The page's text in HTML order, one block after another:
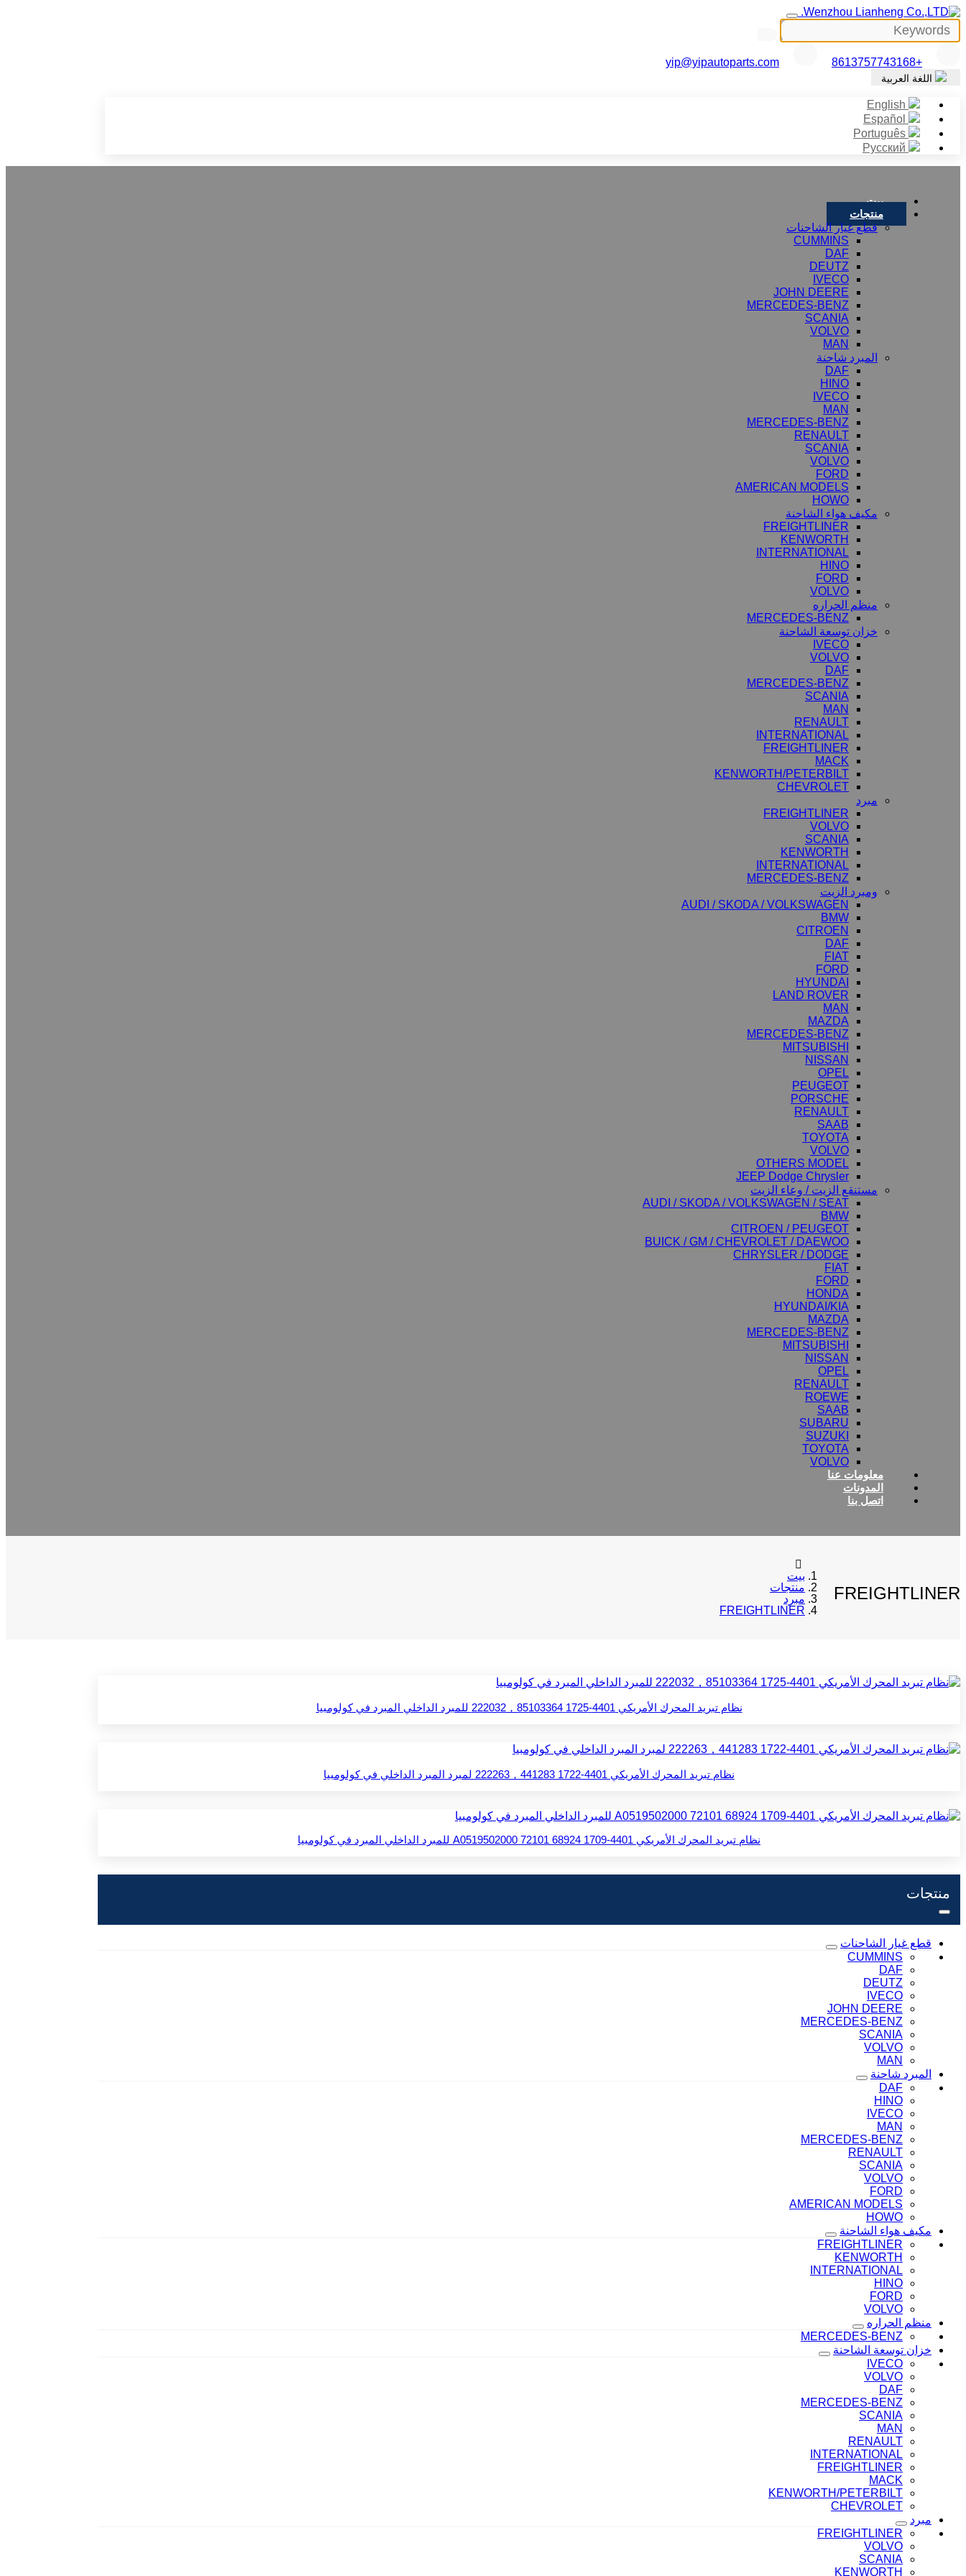
+8613757743168
yip@yipautoparts.com
اللغة العربية
بيت
منتجات
قطع غيار الشاحنات
CUMMINS
DAF
DEUTZ
IVECO
JOHN DEERE
MERCEDES-BENZ
SCANIA
VOLVO
MAN
المبرد شاحنة
DAF
HINO
IVECO
MAN
MERCEDES-BENZ
RENAULT
SCANIA
VOLVO
FORD
AMERICAN MODELS
HOWO
مكيف هواء الشاحنة
FREIGHTLINER
KENWORTH
INTERNATIONAL
HINO
FORD
VOLVO
منظم الحراره
MERCEDES-BENZ
خزان توسعة الشاحنة
IVECO
VOLVO
DAF
MERCEDES-BENZ
SCANIA
MAN
RENAULT
INTERNATIONAL
FREIGHTLINER
MACK
KENWORTH/PETERBILT
CHEVROLET
مبرد
FREIGHTLINER
VOLVO
SCANIA
KENWORTH
INTERNATIONAL
MERCEDES-BENZ
ومبرد الزيت
AUDI / SKODA / VOLKSWAGEN
BMW
CITROEN
DAF
FIAT
FORD
HYUNDAI
LAND ROVER
MAN
MAZDA
MERCEDES-BENZ
MITSUBISHI
NISSAN
OPEL
PEUGEOT
PORSCHE
RENAULT
SAAB
TOYOTA
VOLVO
OTHERS MODEL
JEEP Dodge Chrysler
مستنقع الزيت / وعاء الزيت
AUDI / SKODA / VOLKSWAGEN / SEAT
BMW
CITROEN / PEUGEOT
BUICK / GM / CHEVROLET / DAEWOO
CHRYSLER / DODGE
FIAT
FORD
HONDA
HYUNDAI/KIA
MAZDA
MERCEDES-BENZ
MITSUBISHI
NISSAN
OPEL
RENAULT
ROEWE
SAAB
SUBARU
SUZUKI
TOYOTA
VOLVO
معلومات عنا
المدونات
اتصل بنا
FREIGHTLINER
بيت
منتجات
مبرد
FREIGHTLINER
نظام تبريد المحرك الأمريكي 4401-1725 222032，85103364 للمبرد الداخلي المبرد في كولومبيا
نظام تبريد المحرك الأمريكي 4401-1722 222263，441283 لمبرد المبرد الداخلي في كولومبيا
نظام تبريد المحرك الأمريكي 4401-1709 68924 72101 A0519502000 للمبرد الداخلي المبرد في كولومبيا
منتجات
قطع غيار الشاحنات
CUMMINS
DAF
DEUTZ
IVECO
JOHN DEERE
MERCEDES-BENZ
SCANIA
VOLVO
MAN
المبرد شاحنة
DAF
HINO
IVECO
MAN
MERCEDES-BENZ
RENAULT
SCANIA
VOLVO
FORD
AMERICAN MODELS
HOWO
مكيف هواء الشاحنة
FREIGHTLINER
KENWORTH
INTERNATIONAL
HINO
FORD
VOLVO
منظم الحراره
MERCEDES-BENZ
خزان توسعة الشاحنة
IVECO
VOLVO
DAF
MERCEDES-BENZ
SCANIA
MAN
RENAULT
INTERNATIONAL
FREIGHTLINER
MACK
KENWORTH/PETERBILT
CHEVROLET
مبرد
FREIGHTLINER
VOLVO
SCANIA
KENWORTH